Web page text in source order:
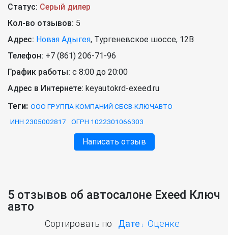
Статус: Серый дилер
Кол-во отзывов: 5
Адрес: Новая Адыгея, Тургеневское шоссе, 12В
Телефон: +7 (861) 206-71-96
График работы: с 8:00 до 20:00
Адрес в Интернете: keyautokrd-exeed.ru
Теги: ООО ГРУППА КОМПАНИЙ СБСВ-КЛЮЧАВТО
ИНН 2305002817
ОГРН 1022301066303
Написать отзыв
5 отзывов об автосалоне Exeed Ключ
авто
Сортировать по Дате Оценке